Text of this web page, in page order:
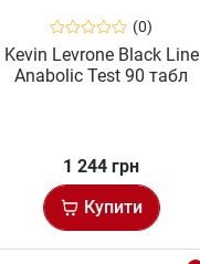
(0)
Kevin Levrone Black Line
Anabolic Test 90 табл
1 244 грн
Купити